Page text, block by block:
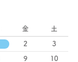
金 土
2 3
9 10